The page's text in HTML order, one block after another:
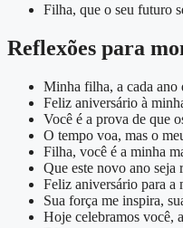
Filha, que o seu futuro
Reflexões para
Minha filha, a cada ano
Feliz aniversário à
Você é a prova de que
O tempo voa, mas o
Filha, você é a minha
Que este novo ano seja
Feliz aniversário para a
Sua força me inspira,
Hoje celebramos você,